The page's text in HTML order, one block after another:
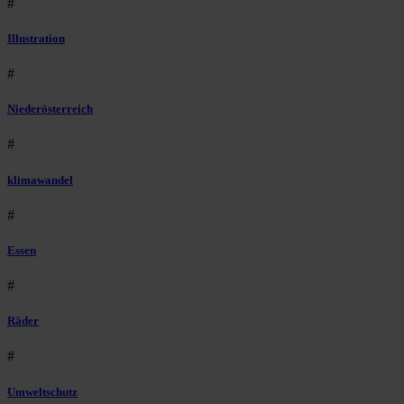
Illustration
#
Niederösterreich
#
klimawandel
#
Essen
#
Räder
#
Umweltschutz